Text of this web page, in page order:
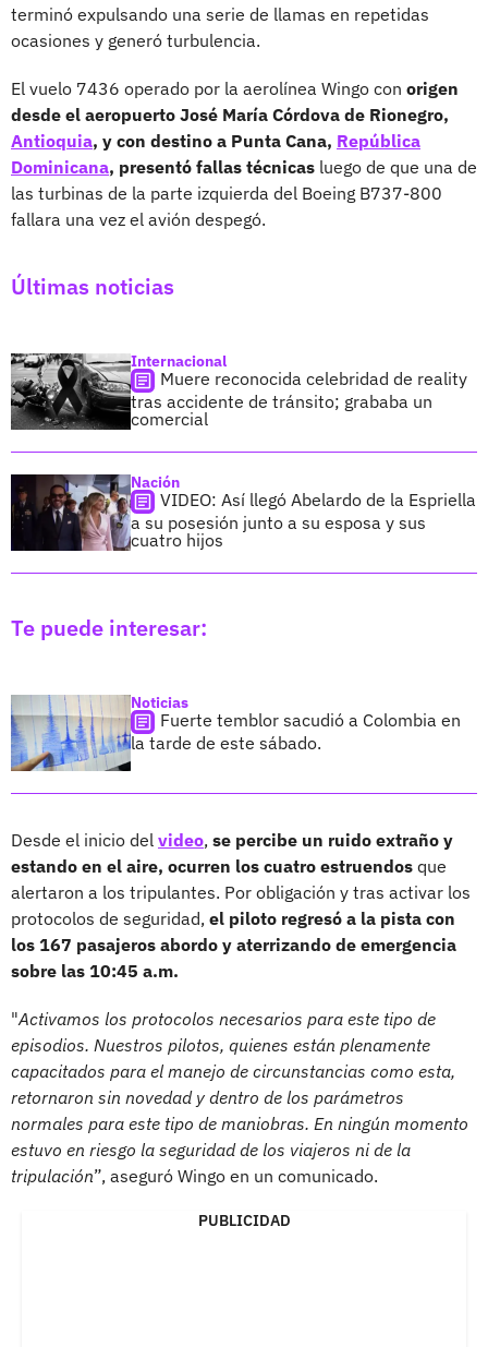
terminó expulsando una serie de llamas en repetidas
ocasiones y generó turbulencia.
El vuelo 7436 operado por la aerolínea Wingo con origen
desde el aeropuerto José María Córdova de Rionegro,
Antioquia, y con destino a Punta Cana, República
Dominicana, presentó fallas técnicas luego de que una de
las turbinas de la parte izquierda del Boeing B737-800
fallara una vez el avión despegó.
Últimas noticias
Internacional
Muere reconocida celebridad de reality
tras accidente de tránsito; grababa un
comercial
Nación
VIDEO: Así llegó Abelardo de la Espriella
a su posesión junto a su esposa y sus
cuatro hijos
Te puede interesar:
Noticias
Fuerte temblor sacudió a Colombia en
la tarde de este sábado.
Desde el inicio del video, se percibe un ruido extraño y
estando en el aire, ocurren los cuatro estruendos que
alertaron a los tripulantes. Por obligación y tras activar los
protocolos de seguridad, el piloto regresó a la pista con
los 167 pasajeros abordo y aterrizando de emergencia
sobre las 10:45 a.m.
"Activamos los protocolos necesarios para este tipo de
episodios. Nuestros pilotos, quienes están plenamente
capacitados para el manejo de circunstancias como esta,
retornaron sin novedad y dentro de los parámetros
normales para este tipo de maniobras. En ningún momento
estuvo en riesgo la seguridad de los viajeros ni de la
tripulación”, aseguró Wingo en un comunicado.
PUBLICIDAD